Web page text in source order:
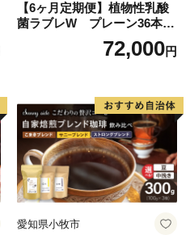
【6ヶ月定期便】植物性乳酸
菌ラブレW プレーン36本
72,000円
愛知県小牧市